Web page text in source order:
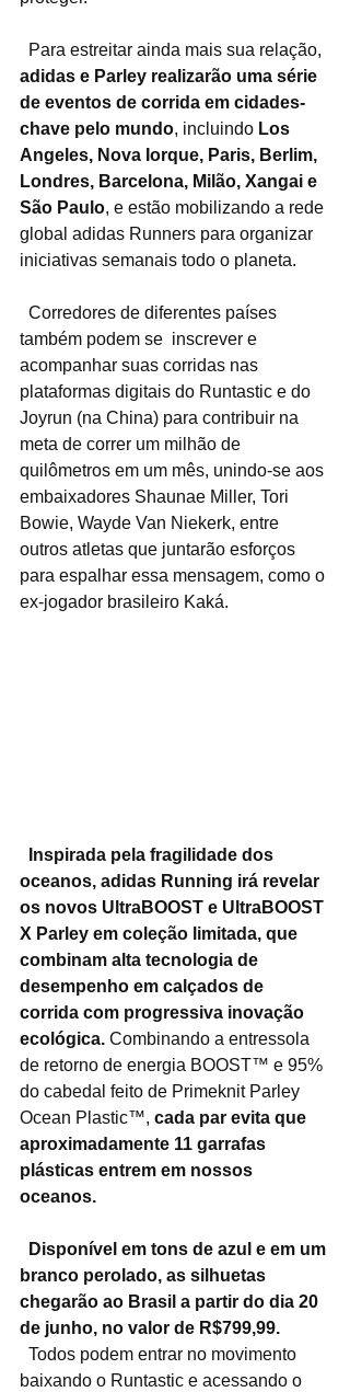
  Para estreitar ainda mais sua relação,
adidas e Parley realizarão uma série
de eventos de corrida em cidades-
chave pelo mundo, incluindo Los
Angeles, Nova Iorque, Paris, Berlim,
Londres, Barcelona, Milão, Xangai e
São Paulo, e estão mobilizando a rede
global adidas Runners para organizar
iniciativas semanais todo o planeta.
também podem se  inscrever e
acompanhar suas corridas nas
plataformas digitais do Runtastic e do
Joyrun (na China) para contribuir na
meta de correr um milhão de
quilômetros em um mês, unindo-se aos
embaixadores Shaunae Miller, Tori
Bowie, Wayde Van Niekerk, entre
outros atletas que juntarão esforços
para espalhar essa mensagem, como o
ex-jogador brasileiro Kaká.
oceanos, adidas Running irá revelar
os novos UltraBOOST e UltraBOOST
X Parley em coleção limitada, que
combinam alta tecnologia de
desempenho em calçados de
corrida com progressiva inovação
ecológica. Combinando a entressola
de retorno de energia BOOST™ e 95%
do cabedal feito de Primeknit Parley
Ocean Plastic™, cada par evita que
aproximadamente 11 garrafas
plásticas entrem em nossos
oceanos.
branco perolado, as silhuetas
chegarão ao Brasil a partir do dia 20
de junho, no valor de R$799,99.
baixando o Runtastic e acessando o